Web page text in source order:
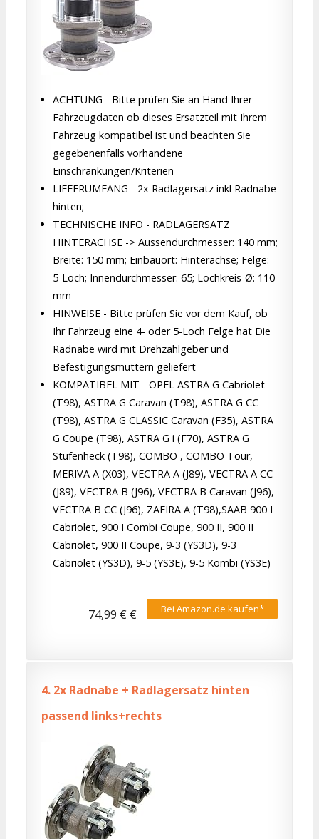
ACHTUNG - Bitte prüfen Sie an Hand Ihrer
Fahrzeugdaten ob dieses Ersatzteil mit Ihrem
Fahrzeug kompatibel ist und beachten Sie
gegebenenfalls vorhandene
Einschränkungen/Kriterien
LIEFERUMFANG - 2x Radlagersatz inkl Radnabe
hinten;
TECHNISCHE INFO - RADLAGERSATZ
HINTERACHSE -> Aussendurchmesser: 140 mm;
Breite: 150 mm; Einbauort: Hinterachse; Felge:
5-Loch; Innendurchmesser: 65; Lochkreis-Ø: 110
mm
HINWEISE - Bitte prüfen Sie vor dem Kauf, ob
Ihr Fahrzeug eine 4- oder 5-Loch Felge hat Die
Radnabe wird mit Drehzahlgeber und
Befestigungsmuttern geliefert
KOMPATIBEL MIT - OPEL ASTRA G Cabriolet
(T98), ASTRA G Caravan (T98), ASTRA G CC
(T98), ASTRA G CLASSIC Caravan (F35), ASTRA
G Coupe (T98), ASTRA G i (F70), ASTRA G
Stufenheck (T98), COMBO , COMBO Tour,
MERIVA A (X03), VECTRA A (J89), VECTRA A CC
(J89), VECTRA B (J96), VECTRA B Caravan (J96),
VECTRA B CC (J96), ZAFIRA A (T98),SAAB 900 I
Cabriolet, 900 I Combi Coupe, 900 II, 900 II
Cabriolet, 900 II Coupe, 9-3 (YS3D), 9-3
Cabriolet (YS3D), 9-5 (YS3E), 9-5 Kombi (YS3E)
Bei Amazon.de kaufen*
74,99 € €
4. 2x Radnabe + Radlagersatz hinten
passend links+rechts